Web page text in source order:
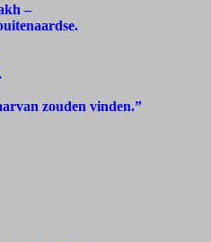
–
zouden vinden.”